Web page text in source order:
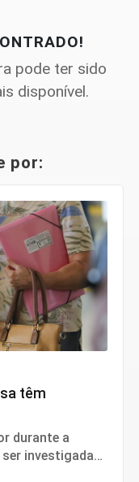
pode ter sido
disponível.
por:
têm
durante a
ser investigadas